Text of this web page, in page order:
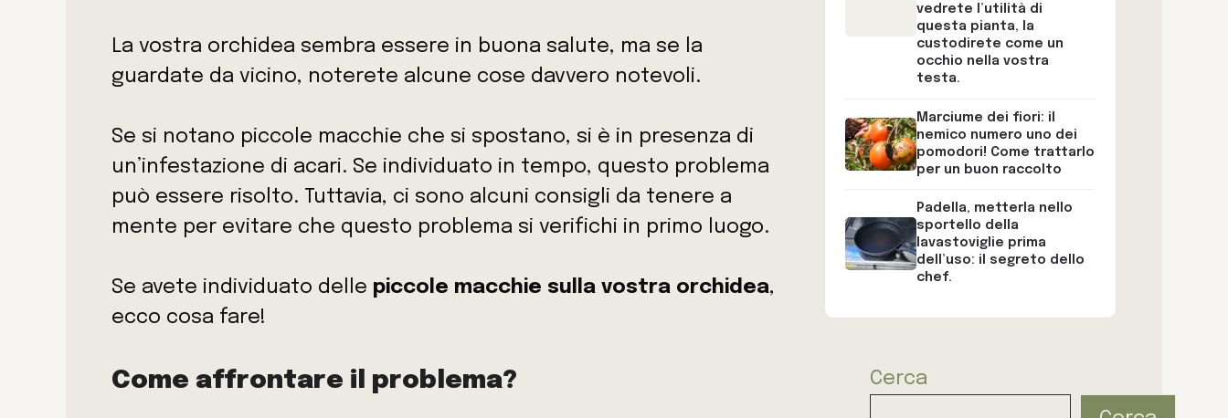
La vostra orchidea sembra essere in buona salute, ma se la
guardate da vicino, noterete alcune cose davvero notevoli.
Se si notano piccole macchie che si spostano, si è in presenza di
un’infestazione di acari. Se individuato in tempo, questo problema
può essere risolto. Tuttavia, ci sono alcuni consigli da tenere a
mente per evitare che questo problema si verifichi in primo luogo.
Se avete individuato delle piccole macchie sulla vostra orchidea,
ecco cosa fare!
Come affrontare il problema?
vedrete l’utilità di
questa pianta, la
custodirete come un
occhio nella vostra
testa.
Marciume dei fiori: il
nemico numero uno dei
pomodori! Come trattarlo
per un buon raccolto
Padella, metterla nello
sportello della
lavastoviglie prima
dell’uso: il segreto dello
chef.
Cerca